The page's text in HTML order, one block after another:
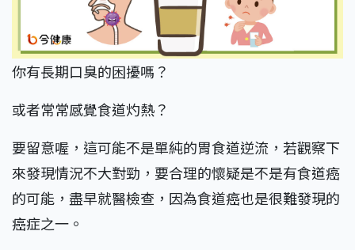
你有長期口臭的困擾嗎？
或者常常感覺食道灼熱？
要留意喔，這可能不是單純的胃食道逆流，若觀察下
來發現情況不大對勁，要合理的懷疑是不是有食道癌
的可能，盡早就醫檢查，因為食道癌也是很難發現的
癌症之一。